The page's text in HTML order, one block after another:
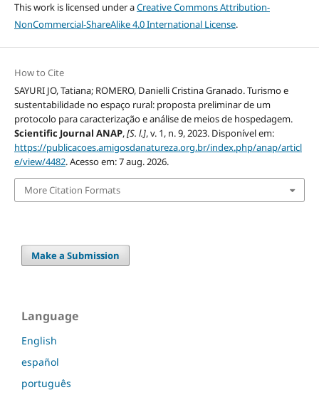
This work is licensed under aCreative Commons Attribution-
NonCommercial-ShareAlike 4.0 International License.
How to Cite
SAYURI JO, Tatiana; ROMERO, Danielli Cristina Granado. Turismo e
sustentabilidade no espaço rural: proposta preliminar de um
protocolo para caracterização e análise de meios de hospedagem.
Scientific Journal ANAP,[S. l.], v. 1, n. 9, 2023. Disponível em:
https://publicacoes.amigosdanatureza.org.br/index.php/anap/articl
e/view/4482. Acesso em: 7 aug. 2026.
More Citation Formats
Make a Submission
Language
English
español
português